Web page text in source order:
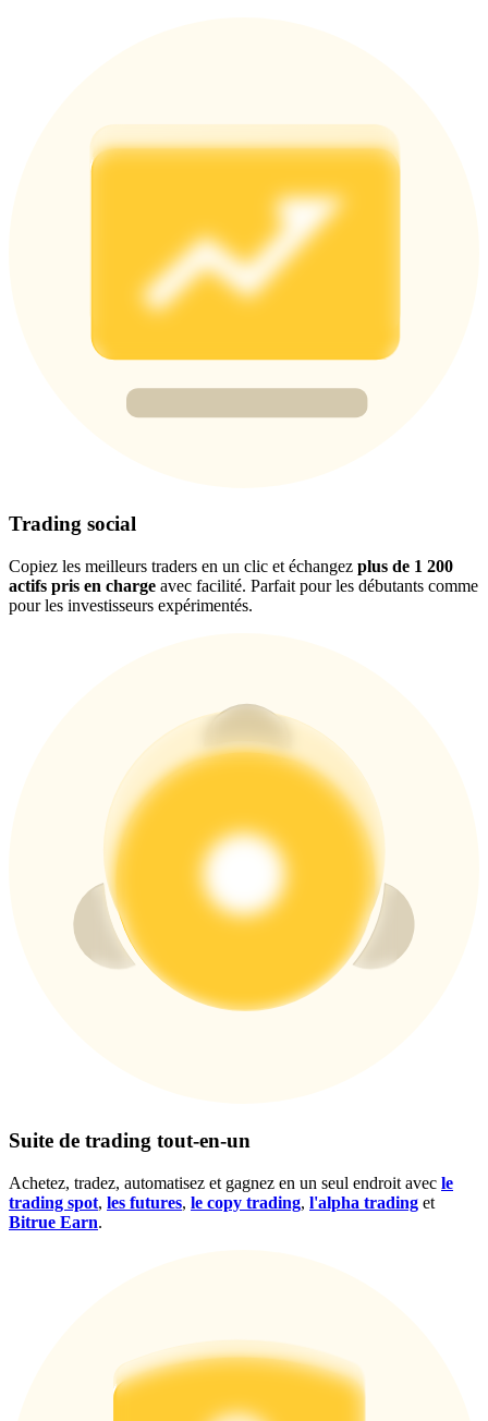
Exclusive for BitMart Users
Register & Trade to Win 500,000 USDT
Precious Metals Trading Carnival
Trade Gold & Silver · 33,333 USDT Bonus
USDT New User Exclusive 10% APR
New Listing Futures Fest
Trade New Futures, Win 200,000 USDT
Plus d'événements
Gagnez des prix et des récompenses exclusives
Se connecterS'inscrire
Trading social
Copiez les meilleurs traders en un clic et échangez plus de 1 200
actifs pris en charge avec facilité. Parfait pour les débutants comme
pour les investisseurs expérimentés.
Suite de trading tout-en-un
Achetez, tradez, automatisez et gagnez en un seul endroit avec le
trading spot, les futures, le copy trading, l'alpha trading et
Bitrue Earn.